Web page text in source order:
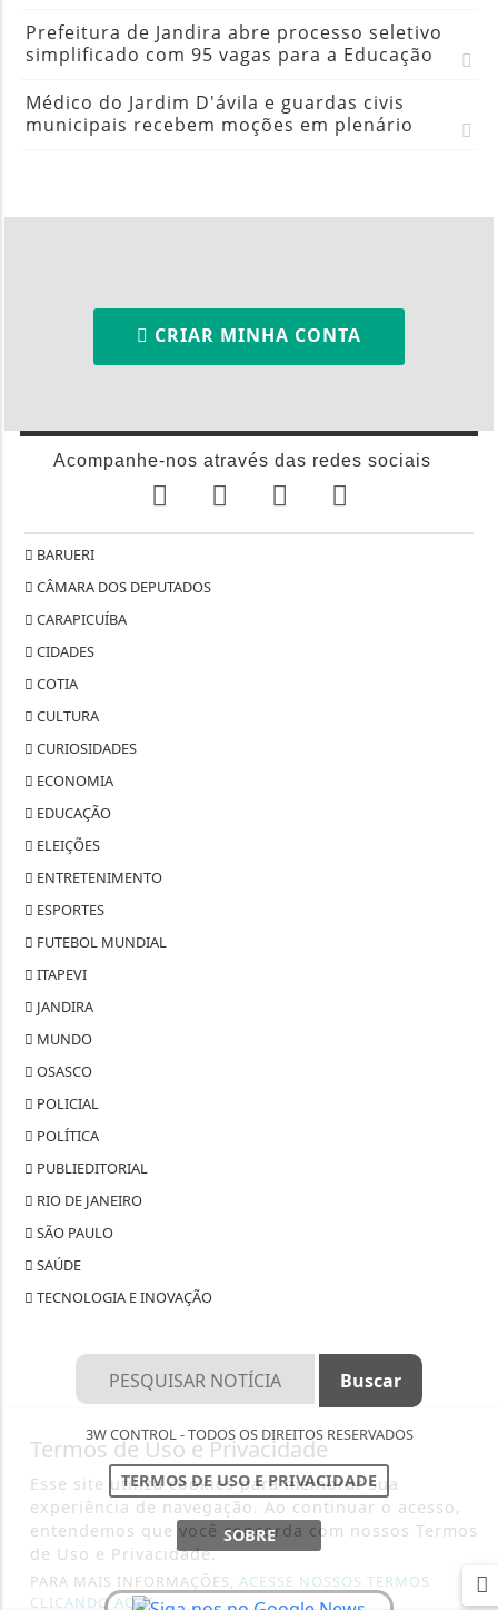
Prefeitura de Jandira abre processo seletivo
simplificado com 95 vagas para a Educação
Médico do Jardim D'ávila e guardas civis
municipais recebem moções em plenário
CRIAR MINHA CONTA
Acompanhe-nos através das redes sociais
BARUERI
CÂMARA DOS DEPUTADOS
CARAPICUÍBA
CIDADES
COTIA
CULTURA
CURIOSIDADES
ECONOMIA
EDUCAÇÃO
ELEIÇÕES
ENTRETENIMENTO
ESPORTES
FUTEBOL MUNDIAL
ITAPEVI
JANDIRA
MUNDO
OSASCO
POLICIAL
POLÍTICA
PUBLIEDITORIAL
RIO DE JANEIRO
SÃO PAULO
SAÚDE
TECNOLOGIA E INOVAÇÃO
3W CONTROL - TODOS OS DIREITOS RESERVADOS
TERMOS DE USO E PRIVACIDADE
SOBRE
Termos de Uso e Privacidade
Esse site utiliza cookies para melhorar sua
experiência de navegação. Ao continuar o acesso,
entendemos que você concorda com nossos Termos
de Uso e Privacidade.
PARA MAIS INFORMAÇÕES, ACESSE NOSSOS TERMOS
CLICANDO AQUI